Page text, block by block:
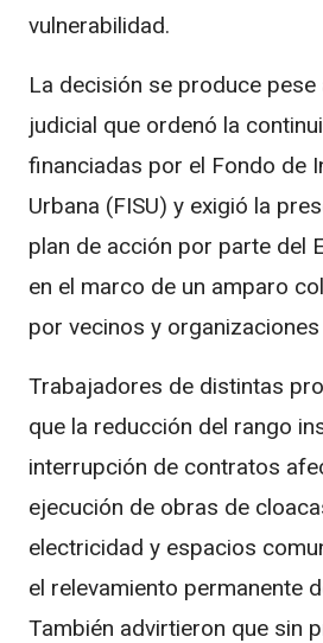
vulnerabilidad.
La decisión se produce pese
judicial que ordenó la
financiadas por el Fondo de
Urbana (FISU) y exigió la
plan de acción por parte del
en el marco de un amparo
por vecinos y
Trabajadores de distintas
que la reducción del rango
interrupción de contratos
ejecución de obras de
electricidad y espacios
el relevamiento permanente
También advirtieron que sin